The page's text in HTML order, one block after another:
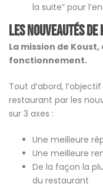
la suite” pour
Les NOUVEAUTÉS de
La mission de
fonctionnement.
Tout d’abord,
restaurant par les
sur 3 axes :
Une meilleure
Une meilleure
De la façon la
du restaurant